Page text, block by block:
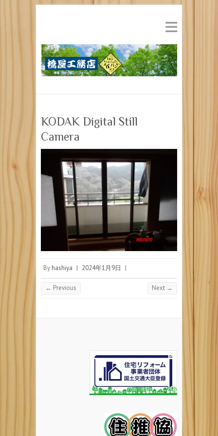
KODAK Digital Still
Camera
By hashiya | 2024年1月9日 |
← Previous Next →